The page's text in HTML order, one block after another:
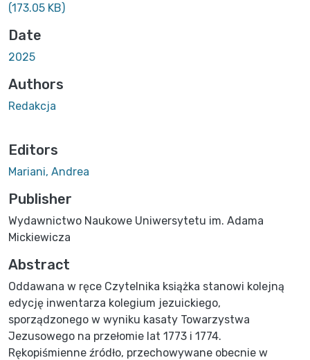
(173.05 KB)
Date
2025
Authors
Redakcja
Editors
Mariani, Andrea
Publisher
Wydawnictwo Naukowe Uniwersytetu im. Adama
Mickiewicza
Abstract
Oddawana w ręce Czytelnika książka stanowi kolejną
edycję inwentarza kolegium jezuickiego,
sporządzonego w wyniku kasaty Towarzystwa
Jezusowego na przełomie lat 1773 i 1774.
Rękopiśmienne źródło, przechowywane obecnie w